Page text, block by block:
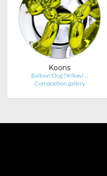
Koons
Balloon Dog (Yellow)…
Composition.gallery